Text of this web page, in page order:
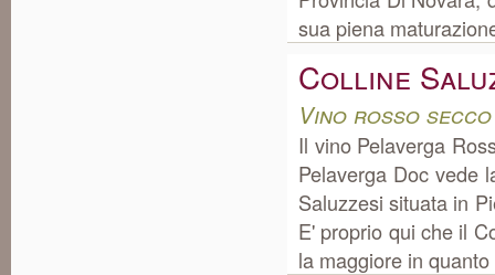
sua piena
Colline
Vino rosso secco
Il vino Pelaverga
Pelaverga Doc vede
Saluzzesi situata in
E' proprio qui che il
la maggiore in